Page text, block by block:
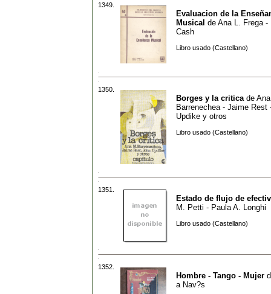
1349.
Evaluacion de la
Musical de Ana L. Frega -
Cash
Libro usado (Castellano)
1350.
Borges y la critica de
Barrenechea - Jaime Rest
Updike y otros
Libro usado (Castellano)
1351.
Estado de flujo de
M. Petti - Paula A. Longhi
Libro usado (Castellano)
1352.
Hombre - Tango - Mujer
a Nav?s